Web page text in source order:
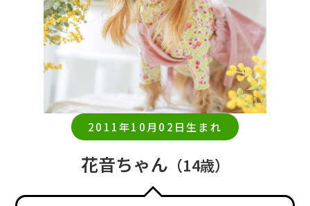
2011年10月02日生まれ
花音ちゃん （14歳）